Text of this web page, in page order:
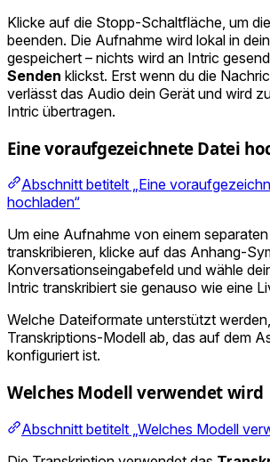
Klicke auf die Stopp-Schaltfläche, um
beenden. Die Aufnahme wird lokal in
gespeichert – nichts wird an Intric
Senden klickst. Erst wenn du die
verlässt das Audio dein Gerät und wird
Intric übertragen.
Eine voraufgezeichnete Datei
Abschnitt betitelt „Eine
hochladen“
Um eine Aufnahme von einem
transkribieren, klicke auf das Anhang-
Konversationseingabefeld und wähle
Intric transkribiert sie genauso wie eine
Welche Dateiformate unterstützt
Transkriptions-Modell ab, das auf dem
konfiguriert ist.
Welches Modell verwendet wird
Abschnitt betitelt „Welches Modell